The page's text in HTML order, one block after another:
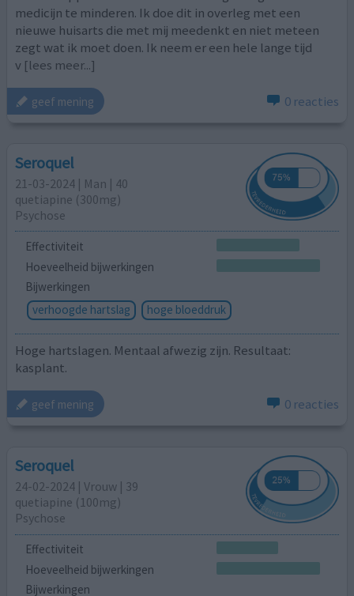
medicijn te minderen. Ik doe dit in overleg met een
nieuwe huisarts die met mij meedenkt en niet meteen
zegt wat ik moet doen. Ik neem er een hele lange tijd
v [lees meer...]
geef mening 0 reacties
Seroquel
21-03-2024 | Man | 40
quetiapine (300mg)
Psychose
Effectiviteit
Hoeveelheid bijwerkingen
Bijwerkingen
verhoogde hartslag
hoge bloeddruk
Hoge hartslagen. Mentaal afwezig zijn. Resultaat:
kasplant.
geef mening 0 reacties
Seroquel
24-02-2024 | Vrouw | 39
quetiapine (100mg)
Psychose
Effectiviteit
Hoeveelheid bijwerkingen
Bijwerkingen